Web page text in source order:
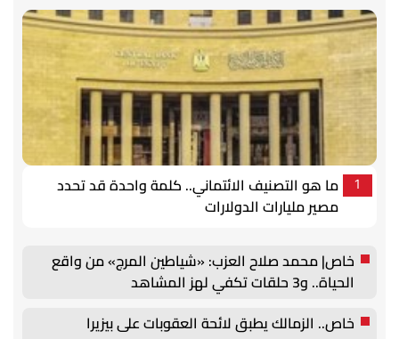
1
ما هو التصنيف الائتماني.. كلمة واحدة قد تحدد
مصير مليارات الدولارات
خاص| محمد صلاح العزب: «شياطين المرج» من واقع
الحياة.. و3 حلقات تكفي لهز المشاهد
خاص.. الزمالك يطبق لائحة العقوبات على بيزيرا